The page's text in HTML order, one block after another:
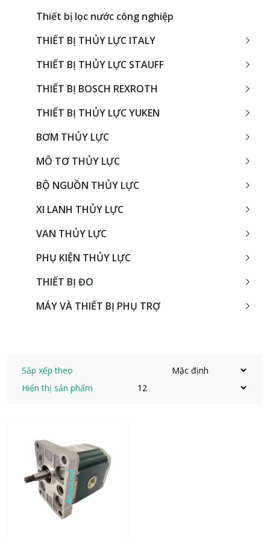
Thiết bị lọc nước công nghiệp
THIẾT BỊ THỦY LỰC ITALY
THIẾT BỊ THỦY LỰC STAUFF
THIẾT BỊ BOSCH REXROTH
THIẾT BỊ THỦY LỰC YUKEN
BƠM THỦY LỰC
MÔ TƠ THỦY LỰC
BỘ NGUỒN THỦY LỰC
XI LANH THỦY LỰC
VAN THỦY LỰC
PHỤ KIỆN THỦY LỰC
THIẾT BỊ ĐO
MÁY VÀ THIẾT BỊ PHỤ TRỢ
Sắp xếp theo
Hiển thị sản phẩm